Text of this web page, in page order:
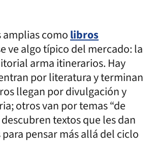
amplias comolibros
ve algo típico del mercado: la
arma itinerarios. Hay
por literatura y terminan
llegan por divulgación y
otros van por temas “de
textos que les dan
pensar más allá del ciclo